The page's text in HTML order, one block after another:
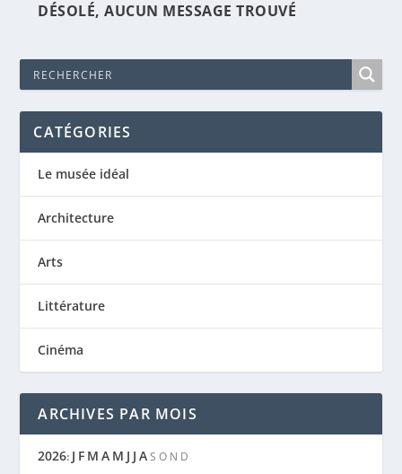
SENTIER DE MAI – LE PETIT PARA
DÉSOLÉ, AUCUN MESSAGE TROUVÉ
CATÉGORIES
Le musée idéal
Architecture
Arts
Littérature
Cinéma
ARCHIVES PAR MOIS
2026: J F M A M J J A S O N D